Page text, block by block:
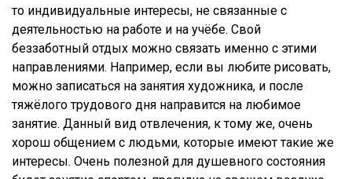
то индивидуальные интересы, не связанные с
деятельностью на работе и на учёбе. Свой
беззаботный отдых можно связать именно с этими
направлениями. Например, если вы любите рисовать,
можно записаться на занятия художника, и после
тяжёлого трудового дня направится на любимое
занятие. Данный вид отвлечения, к тому же, очень
хорош общением с людьми, которые имеют такие же
интересы. Очень полезной для душевного состояния